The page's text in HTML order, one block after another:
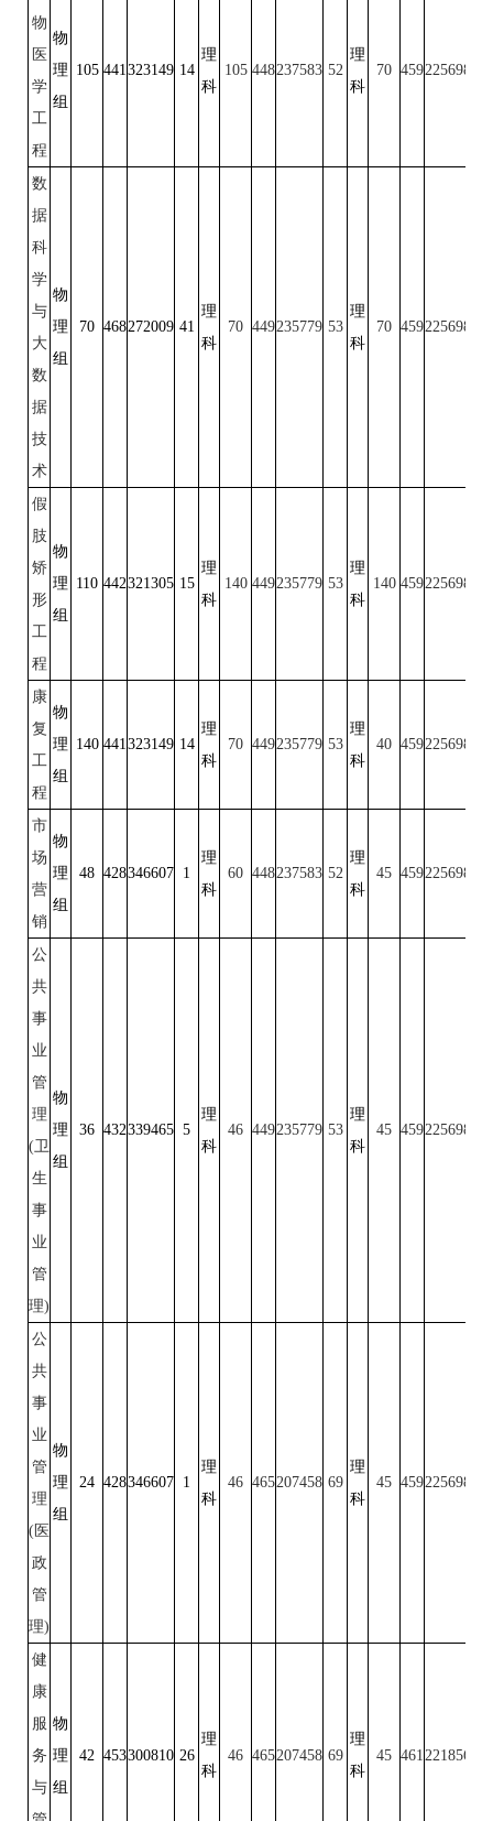
物
医
学
工
程
物
理
组
105 441 323149 14
理
科
105 448237583 52
理
科
70 459225698
数
据
科
学
与
大
数
据
技
术
物
理
组
70 468272009 41
理
科
70 449235779 53
理
科
70 459225698
假
肢
矫
形
工
程
物
理
组
110 442321305 15
理
科
140 449235779 53
理
科
140 459225698
康
复
工
程
物
理
组
140 441 323149 14
理
科
70 449235779 53
理
科
40 459225698
市
场
营
销
物
理
组
48 428346607 1
理
科
60 448237583 52
理
科
45 459225698
公
共
事
业
管
理
(卫
生
事
业
管
理)
物
理
组
36 432339465 5
理
科
46 449235779 53
理
科
45 459225698
公
共
事
业
管
理
(医
政
管
理)
物
理
组
24 428346607 1
理
科
46 465207458 69
理
科
45 459225698
健
康
服
务
与
物
理
组
42 453300810 26
理
科
46 465207458 69
理
科
45 461 221856